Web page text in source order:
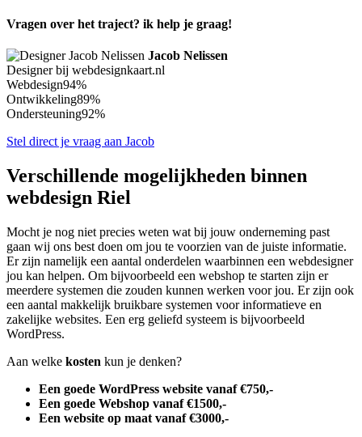
Vragen over het traject? ik help je graag!
Jacob Nelissen
Designer bij webdesignkaart.nl
Webdesign94%
Ontwikkeling89%
Ondersteuning92%
Stel direct je vraag aan Jacob
Verschillende mogelijkheden binnen
webdesign Riel
Mocht je nog niet precies weten wat bij jouw onderneming past
gaan wij ons best doen om jou te voorzien van de juiste informatie.
Er zijn namelijk een aantal onderdelen waarbinnen een webdesigner
jou kan helpen. Om bijvoorbeeld een webshop te starten zijn er
meerdere systemen die zouden kunnen werken voor jou. Er zijn ook
een aantal makkelijk bruikbare systemen voor informatieve en
zakelijke websites. Een erg geliefd systeem is bijvoorbeeld
WordPress.
Aan welke kosten kun je denken?
Een goede WordPress website vanaf €750,-
Een goede Webshop vanaf €1500,-
Een website op maat vanaf €3000,-